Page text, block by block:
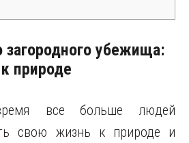
загородного убежища:
природе
все больше людей
свою жизнь к природе и